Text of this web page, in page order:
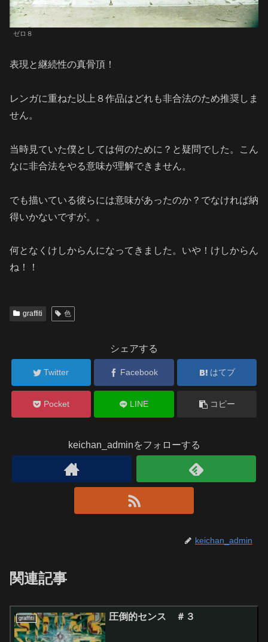
ゼロ８
表現と継続性の真骨頂！
レンガに重ねた以上８作品はどれも非合法のため推奨しま
せん。
当時見ていた僕としては何のために？と疑問でした。こん
なに非合法をやる意味が理解できません。
でも描いている彼らには意味があったのか？でなければ納
得いかないですが。。
何となくけしからんになってきました。いや！けしからん
ね！！
graffiti 色
シェアする
Twitter Facebook はてブ
Pocket LINE コピー
keichan_adminをフォローする
keichan_admin
関連記事
graffiti 圧倒的センス ＃３